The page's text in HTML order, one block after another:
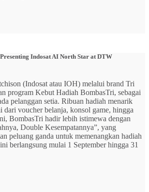
Indosat AI North Star at DTW
(Indosat atau IOH) melalui brand Tri
program Kebut Hadiah BombasTri, sebagai
pelanggan setia. Ribuan hadiah menarik
dari voucher belanja, konsol game, hingga
BombasTri hadir lebih istimewa dengan
Double Kesempatannya”, yang
peluang ganda untuk memenangkan hadiah
berlangsung mulai 1 September hingga 31